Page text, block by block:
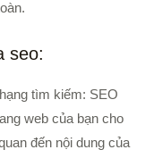
seo:
tìm kiếm: SEO
web của bạn cho
đến nội dung của